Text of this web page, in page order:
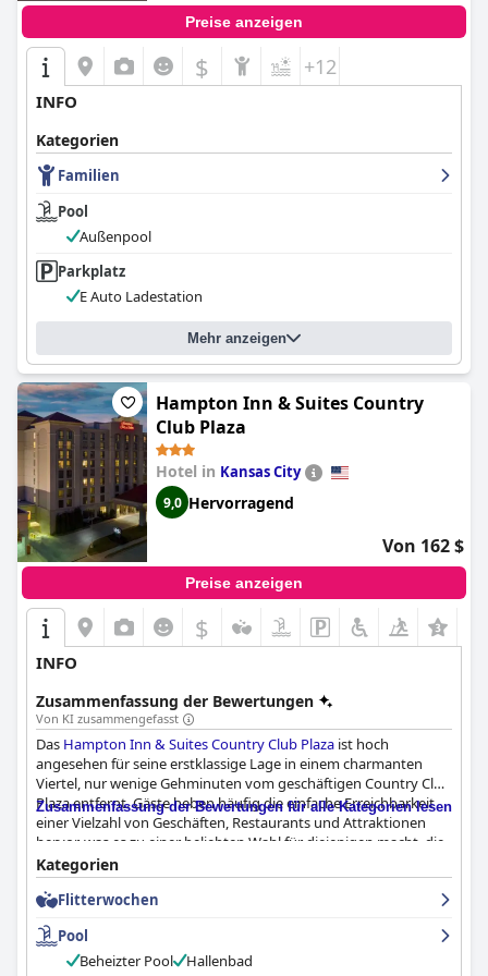
Preise anzeigen
$ +12
INFO
Kategorien
Familien
Pool
Außenpool
Parkplatz
E Auto Ladestation
Mehr anzeigen
Hampton Inn & Suites Country
Club Plaza
Hotel in Kansas City
9,0 Hervorragend
Von 162 $
Preise anzeigen
$
INFO
Zusammenfassung der Bewertungen
Von KI zusammengefasst
Das Hampton Inn & Suites Country Club Plaza ist hoch
angesehen für seine erstklassige Lage in einem charmanten
Viertel, nur wenige Gehminuten vom geschäftigen Country Club
Plaza entfernt. Gäste heben häufig die einfache Erreichbarkeit
einer Vielzahl von Geschäften, Restaurants und Attraktionen
hervor, was es zu einer beliebten Wahl für diejenigen macht, die
die Gegend erkunden möchten. Das Hotel verbindet ein
luxuriöses Erlebnis mit erstklassiger Sauberkeit, geräumigen
Zimmern und einer fantastischen Frühstücksauswahl, was zu
einem insgesamt außergewöhnlichen Aufenthalt beiträgt.
Besucher loben regelmäßig das reichhaltige Frühstück und
Zusammenfassung der Bewertungen für alle Kategorien lesen
Kategorien
Flitterwochen
Pool
Beheizter Pool
Hallenbad